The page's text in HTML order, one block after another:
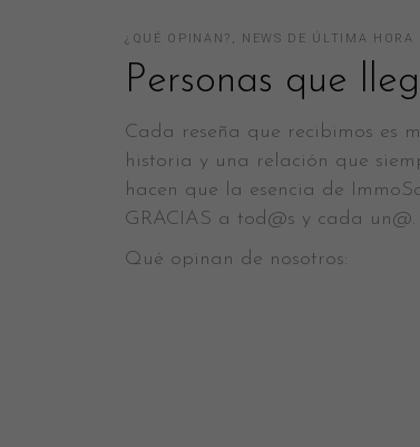
¿QUÉ OPINAN? , NEWS DE ÚLTIMA HORA
Personas que
Cada reseña que recibimos es
historia y una relación que
hacen que la esencia de
GRACIAS a tod@s y cada un@.
Qué opinan de nosotros: